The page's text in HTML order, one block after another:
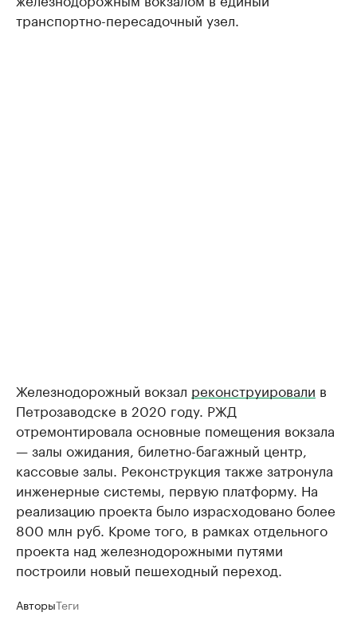
транспортно-пересадочный узел.
Железнодорожный вокзал реконструировали в
Петрозаводске в 2020 году. РЖД
отремонтировала основные помещения вокзала
— залы ожидания, билетно-багажный центр,
кассовые залы. Реконструкция также затронула
инженерные системы, первую платформу. На
реализацию проекта было израсходовано более
800 млн руб. Кроме того, в рамках отдельного
проекта над железнодорожными путями
построили новый пешеходный переход.
АвторыТеги